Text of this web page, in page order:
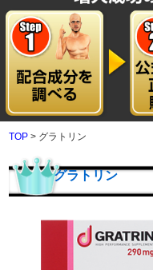
TOP > グラトリン
グラトリン